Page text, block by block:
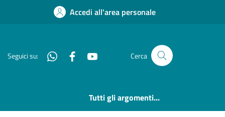
Accedi all'area personale
Seguici su: WhatsappFacebook Cerca
Tutti gli argomenti...